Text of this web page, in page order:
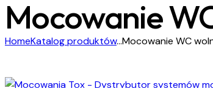
Mocowanie
HomeKatalog produktów...Mocowanie WC